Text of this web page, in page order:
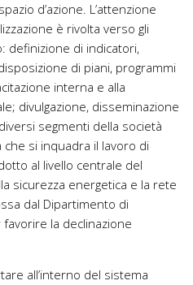
d’azione. L’attenzione
è rivolta verso gli
definizione di indicatori,
di piani, programmi
interna e alla
divulgazione, disseminazione
segmenti della società
si inquadra il lavoro di
al livello centrale del
sicurezza energetica e la rete
dal Dipartimento di
la declinazione
all’interno del sistema